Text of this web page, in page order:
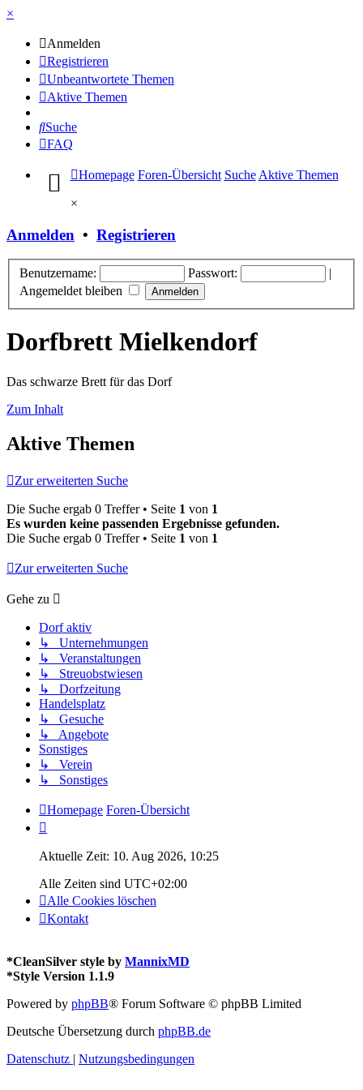
×
Anmelden
Registrieren
Unbeantwortete Themen
Aktive Themen
Suche
FAQ
Homepage Foren-Übersicht Suche Aktive Themen
×
Anmelden • Registrieren
Benutzername: Passwort:
|
Angemeldet bleiben
Dorfbrett Mielkendorf
Das schwarze Brett für das Dorf
Zum Inhalt
Aktive Themen
Zur erweiterten Suche
Die Suche ergab 0 Treffer • Seite 1 von 1
Es wurden keine passenden Ergebnisse gefunden.
Die Suche ergab 0 Treffer • Seite 1 von 1
Zur erweiterten Suche
Gehe zu
Dorf aktiv
↳ Unternehmungen
↳ Veranstaltungen
↳ Streuobstwiesen
↳ Dorfzeitung
Handelsplatz
↳ Gesuche
↳ Angebote
Sonstiges
↳ Verein
↳ Sonstiges
Homepage Foren-Übersicht
Aktuelle Zeit: 10. Aug 2026, 10:25
Alle Zeiten sind UTC+02:00
Alle Cookies löschen
Kontakt
*CleanSilver style by MannixMD
*Style Version 1.1.9
Powered by phpBB® Forum Software © phpBB Limited
Deutsche Übersetzung durch phpBB.de
Datenschutz | Nutzungsbedingungen